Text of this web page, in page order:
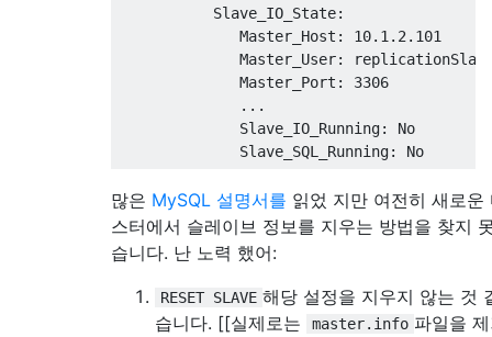
           Slave_IO_State
:
              Master_Host
:
10.1.2.101
              Master_User
:
              Master_Port
:
3306
...
              Slave_IO_Running
:
No
              Slave_SQL_Running
: No
많은 MySQL 설명서를 읽었 지만 여전히 새로운
스터에서 슬레이브 정보를 지우는 방법을 찾지
습니다. 난 노력 했어:
RESET SLAVE 해당 설정을 지우지 않는 것
습니다. [[실제로는
master.info 파일을